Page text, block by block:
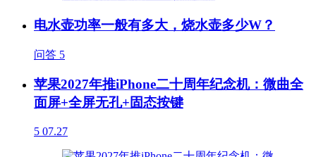
电水壶功率一般有多大，烧水壶多少W？
问答 5
苹果2027年推iPhone二十周年纪念机：微曲全
面屏+全屏无孔+固态按键
5 07.27